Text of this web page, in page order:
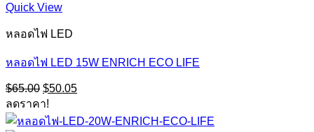
Quick View
หลอดไฟ LED
หลอดไฟ LED 15W ENRICH ECO LIFE
$65.00 Original
price
was:
$65.00.
$50.05Current
$50.05.
ลดราคา!